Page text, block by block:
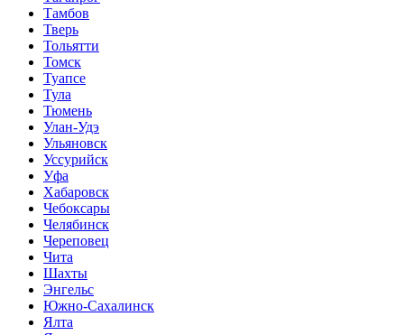
Тамбов
Тверь
Тольятти
Томск
Туапсе
Тула
Тюмень
Улан-Удэ
Ульяновск
Уссурийск
Уфа
Хабаровск
Чебоксары
Челябинск
Череповец
Чита
Шахты
Энгельс
Южно-Сахалинск
Ялта